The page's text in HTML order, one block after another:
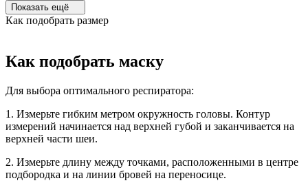
Показать ещё
Как подобрать размер
Как подобрать маску
Для выбора оптимального респиратора:
1. Измерьте гибким метром окружность головы. Контур
измерений начинается над верхней губой и заканчивается на
верхней части шеи.
2. Измерьте длину между точками, расположенными в центре
подбородка и на линии бровей на переносице.